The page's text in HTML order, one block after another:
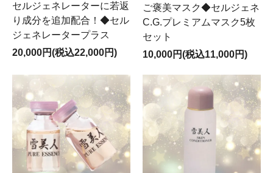
セルジェネレーターに若返
り成分を追加配合！◆セル
ジェネレータープラス
20,000円(税込22,000円)
ご褒美マスク◆セルジェネ
C.G.プレミアムマスク5枚
セット
10,000円(税込11,000円)